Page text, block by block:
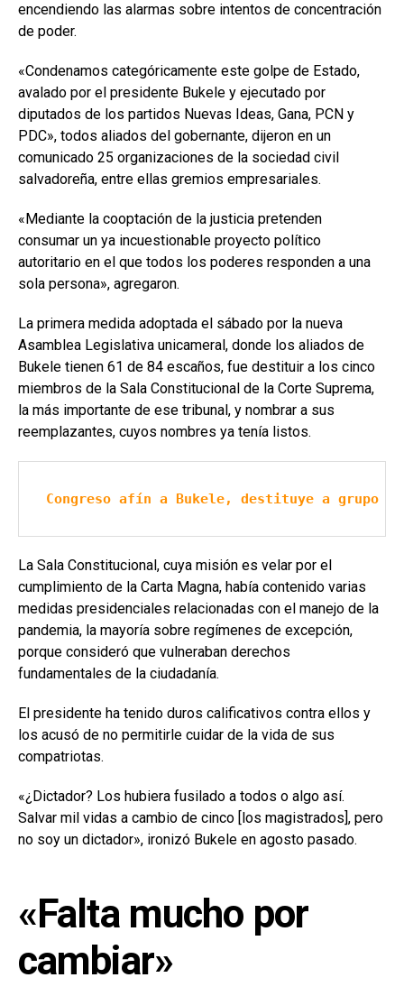
encendiendo las alarmas sobre intentos de concentración
de poder.
«Condenamos categóricamente este golpe de Estado,
avalado por el presidente Bukele y ejecutado por
diputados de los partidos Nuevas Ideas, Gana, PCN y
PDC», todos aliados del gobernante, dijeron en un
comunicado 25 organizaciones de la sociedad civil
salvadoreña, entre ellas gremios empresariales.
«Mediante la cooptación de la justicia pretenden
consumar un ya incuestionable proyecto político
autoritario en el que todos los poderes responden a una
sola persona», agregaron.
La primera medida adoptada el sábado por la nueva
Asamblea Legislativa unicameral, donde los aliados de
Bukele tienen 61 de 84 escaños, fue destituir a los cinco
miembros de la Sala Constitucional de la Corte Suprema,
la más importante de ese tribunal, y nombrar a sus
reemplazantes, cuyos nombres ya tenía listos.
Congreso afín a Bukele, destituye a grupo
La Sala Constitucional, cuya misión es velar por el
cumplimiento de la Carta Magna, había contenido varias
medidas presidenciales relacionadas con el manejo de la
pandemia, la mayoría sobre regímenes de excepción,
porque consideró que vulneraban derechos
fundamentales de la ciudadanía.
El presidente ha tenido duros calificativos contra ellos y
los acusó de no permitirle cuidar de la vida de sus
compatriotas.
«¿Dictador? Los hubiera fusilado a todos o algo así.
Salvar mil vidas a cambio de cinco [los magistrados], pero
no soy un dictador», ironizó Bukele en agosto pasado.
«Falta mucho por
cambiar»